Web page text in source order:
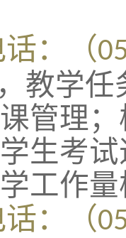
话：（
教学
管理
生考
工作
话：（